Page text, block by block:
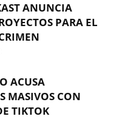
ANUNCIA
PARA EL
ACUSA
MASIVOS CON
TIKTOK